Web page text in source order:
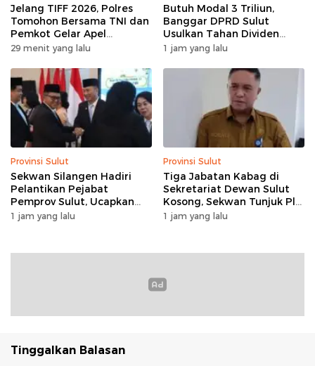
Jelang TIFF 2026, Polres
Tomohon Bersama TNI dan
Pemkot Gelar Apel
Kesiapan Pengamanan
29 menit yang lalu
Butuh Modal 3 Triliun,
Banggar DPRD Sulut
Usulkan Tahan Dividen
Rp79 Miliar untuk Perkuat
1 jam yang lalu
Provinsi Sulut
Sekwan Silangen Hadiri
Pelantikan Pejabat
Pemprov Sulut, Ucapkan
Selamat kepada Jahja
1 jam yang lalu
Provinsi Sulut
Tiga Jabatan Kabag di
Sekretariat Dewan Sulut
Kosong, Sekwan Tunjuk Plh
setelah Konsultasi ke BKD
1 jam yang lalu
Tinggalkan Balasan